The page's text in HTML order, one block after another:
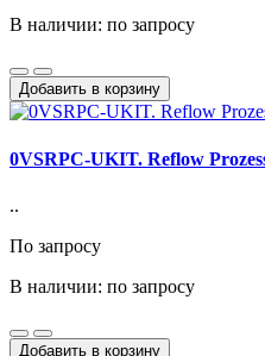
В наличии: по запросу
Добавить в корзину
0VSRPC-UKIT. Reflow
..
По запросу
В наличии: по запросу
Добавить в корзину